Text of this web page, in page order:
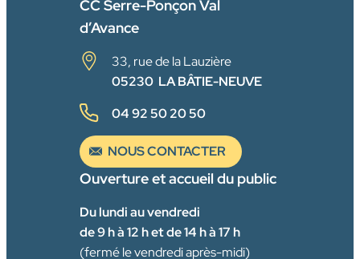
CC Serre-Ponçon Val
d’Avance
33, rue de la Lauzière
05230 LA BÂTIE-NEUVE
04 92 50 20 50
NOUS CONTACTER
Ouverture et accueil du public
Du lundi au vendredi
de 9 h à 12 h et de 14 h à 17 h
(fermé le vendredi après-midi)